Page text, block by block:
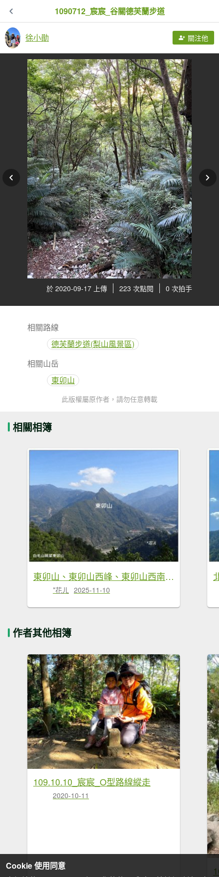
1090712_宸宸_谷關德芙蘭步道
徐小勛 關注他
於 2020-09-17 上傳 223 次點閱 0 次拍手
相關路線
德芙蘭步道(梨山風景區)
相關山岳
東卯山
此版權屬原作者，請勿任意轉載
相關相簿
東卯山、東卯山西峰、東卯山西南峰 連走
*花ㄦ 2025-11-10
作者其他相簿
109.10.10_宸宸_O型路線縱走
2020-10-11
Cookie 使用同意